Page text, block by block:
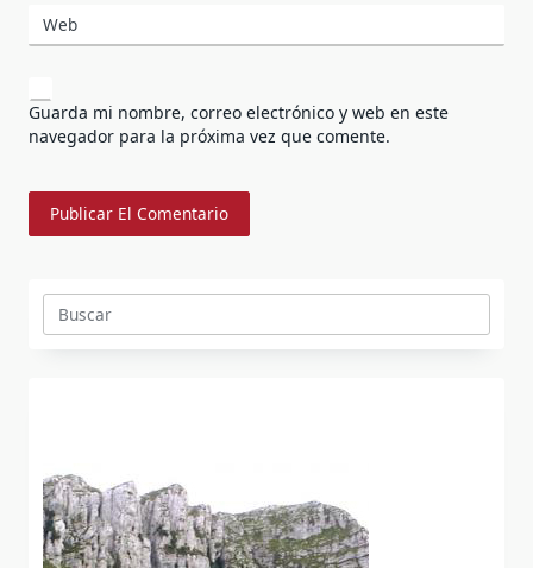
Web
Guarda mi nombre, correo electrónico y web en este
navegador para la próxima vez que comente.
Buscar: